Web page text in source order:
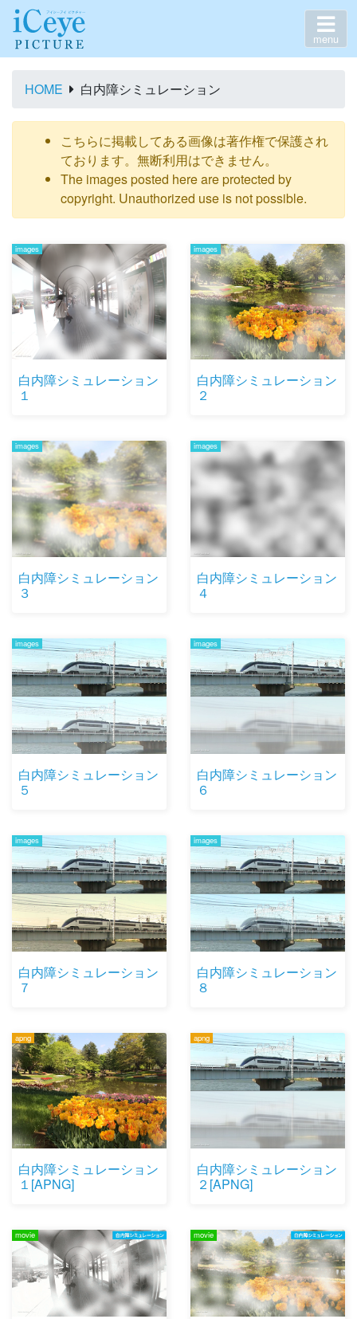
menu
HOME 白内障シミュレーション
こちらに掲載してある画像は著作権で保護され
ております。無断利用はできません。
The images posted here are protected by
copyright. Unauthorized use is not possible.
images
白内障シミュレーション
１
images
白内障シミュレーション
２
images
白内障シミュレーション
３
images
白内障シミュレーション
４
images
白内障シミュレーション
５
images
白内障シミュレーション
６
images
白内障シミュレーション
７
images
白内障シミュレーション
８
apng
白内障シミュレーション
１[APNG]
apng
白内障シミュレーション
２[APNG]
movie movie